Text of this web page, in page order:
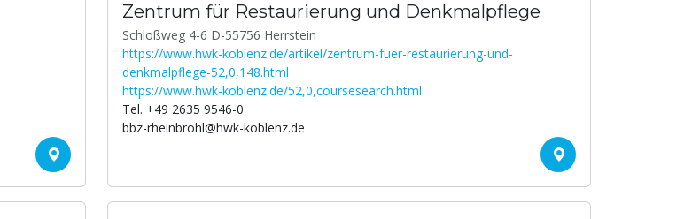
Zentrum für Restaurierung und Denkmalpflege
Schloßweg 4-6 D-55756 Herrstein
https://www.hwk-koblenz.de/artikel/zentrum-fuer-restaurierung-und-
denkmalpflege-52,0,148.html
https://www.hwk-koblenz.de/52,0,coursesearch.html
Tel. +49 2635 9546-0
bbz-rheinbrohl@hwk-koblenz.de